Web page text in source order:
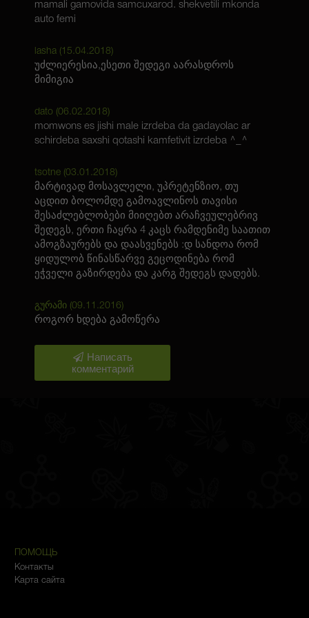
mamali gamovida samcuxarod. shekvetili mkonda
auto femi
lasha (15.04.2018)
უძლიერესია,ესეთი შედეგი აარასდროს
მიმიგია
dato (06.02.2018)
momwons es jishi male izrdeba da gadayolac ar
schirdeba saxshi qotashi kamfetivit izrdeba ^_^
tsotne (03.01.2018)
მარტივად მოსავლელი, უპრეტენზიო, თუ
აცდით ბოლომდე გამოავლინოს თავისი
შესაძლებლობები მიიღებთ არაჩვეულებრივ
შედეგს, ერთი ჩაყრა 4 კაცს რამდენიმე საათით
ამოგზაურებს და დაასვენებს :დ სანდოა რომ
ყიდულობ წინასწარვე გეცოდინება რომ
ეჭველი გაზირდება და კარგ შედეგს დადებს.
გურამი (09.11.2016)
როგორ ხდება გამოწერა
Написать
комментарий
ПОМОЩЬ
Контакты
Карта сайта